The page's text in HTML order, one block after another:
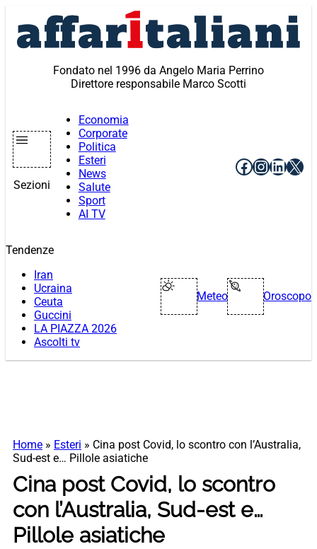
contenuto
Fondato nel 1996 da Angelo Maria Perrino
Direttore responsabile Marco Scotti
Sezioni
Economia
Corporate
Politica
Esteri
News
Salute
Sport
AI TV
Facebook
X
Tendenze
Iran
Ucraina
Ceuta
Guccini
LA PIAZZA 2026
Ascolti tv
Meteo Oroscopo
Home » Esteri » Cina post Covid, lo scontro con l’Australia,
Sud-est e… Pillole asiatiche
Cina post Covid, lo scontro
con l’Australia, Sud-est e…
Pillole asiatiche